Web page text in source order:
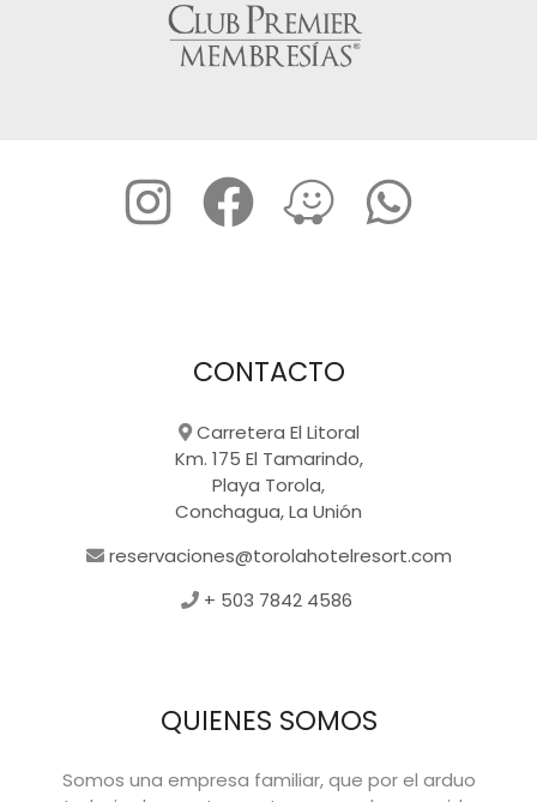
CONTACTO
Carretera El Litoral
Km. 175 El Tamarindo,
Playa Torola,
Conchagua, La Unión
reservaciones@torolahotelresort.com
+ 503 7842 4586
QUIENES SOMOS
Somos una empresa familiar, que por el arduo